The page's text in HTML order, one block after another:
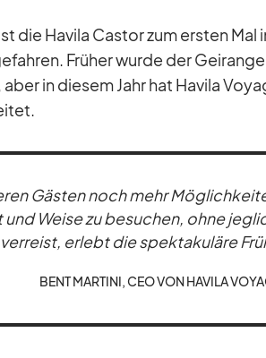
die Ha­vila Cas­tor zum ers­ten Mal
Frü­her wurde der
in die­sem Jahr hat Ha­vila
Gäs­ten noch mehr
Weise zu be­su­chen, ohne
ver­reist, er­lebt die spek­ta­ku­läre
BENT MAR­TINI, CEO VON HA­VILA